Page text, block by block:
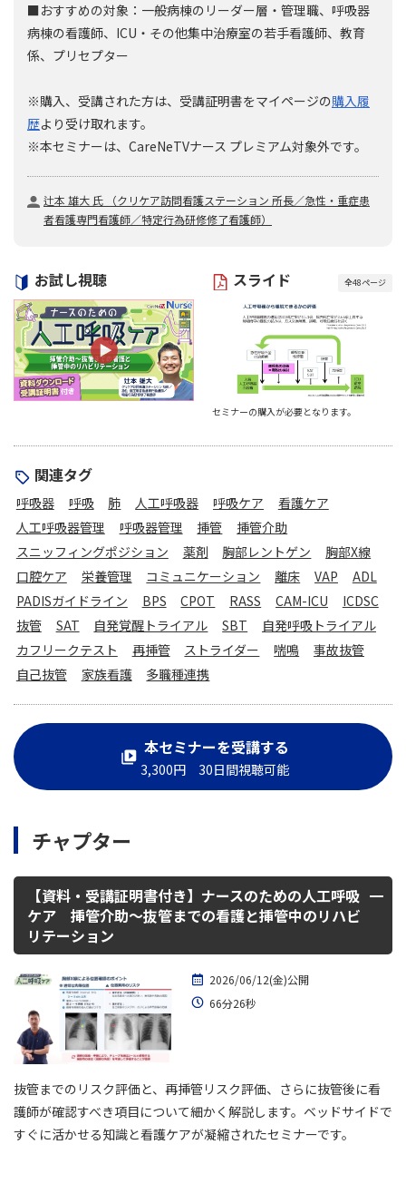
■おすすめの対象：一般病棟のリーダー層・管理職、呼吸器
病棟の看護師、ICU・その他集中治療室の若手看護師、教育
係、プリセプター
※購入、受講された方は、受講証明書をマイページの購入履
歴より受け取れます。
※本セミナーは、CareNeTVナース プレミアム対象外です。
辻本 雄大 氏 （クリケア訪問看護ステーション 所長／急性・重症患
者看護専門看護師／特定行為研修修了看護師）
本セミナーを受講する
3,300円 30日間視聴可能
お試し視聴 スライド 全48ページ
セミナーの購入が必要となります。
関連タグ
呼吸器 呼吸 肺 人工呼吸器 呼吸ケア
看護ケア
人工呼吸器管理
呼吸器管理 挿管
挿管介助
スニッフィングポジション
薬剤 胸部レントゲン
胸部X線
口腔ケア
栄養管理 コミュニケーション 離床 VAP
ADL
PADISガイドライン
BPS CPOT RASS CAM-ICU
ICDSC
抜管
SAT 自発覚醒トライアル SBT
自発呼吸トライアル
カフリークテスト
再挿管 ストライダー 喘鳴
事故抜管
自己抜管
家族看護 多職種連携
チャプター
【資料・受講証明書付き】ナースのための人工呼吸
ケア 挿管介助～抜管までの看護と挿管中のリハビ
リテーション
2026/06/12(金)公開
66分26秒
抜管までのリスク評価と、再挿管リスク評価、さらに抜管後に看
護師が確認すべき項目について細かく解説します。ベッドサイドで
すぐに活かせる知識と看護ケアが凝縮されたセミナーです。